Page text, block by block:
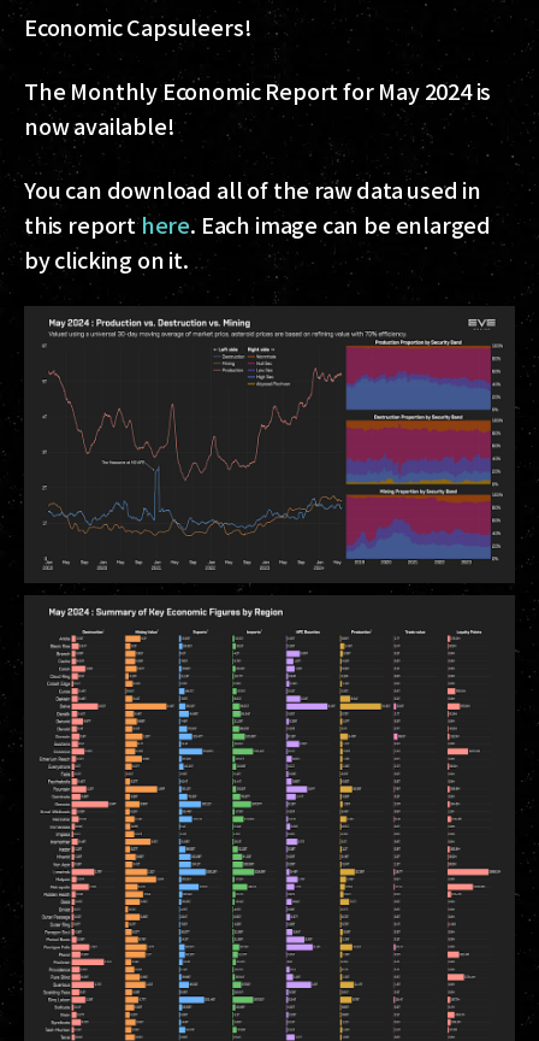
Economic Capsuleers!
The Monthly Economic Report for May 2024 is
now available!
You can download all of the raw data used in
this reporthere. Each image can be enlarged
by clicking on it.